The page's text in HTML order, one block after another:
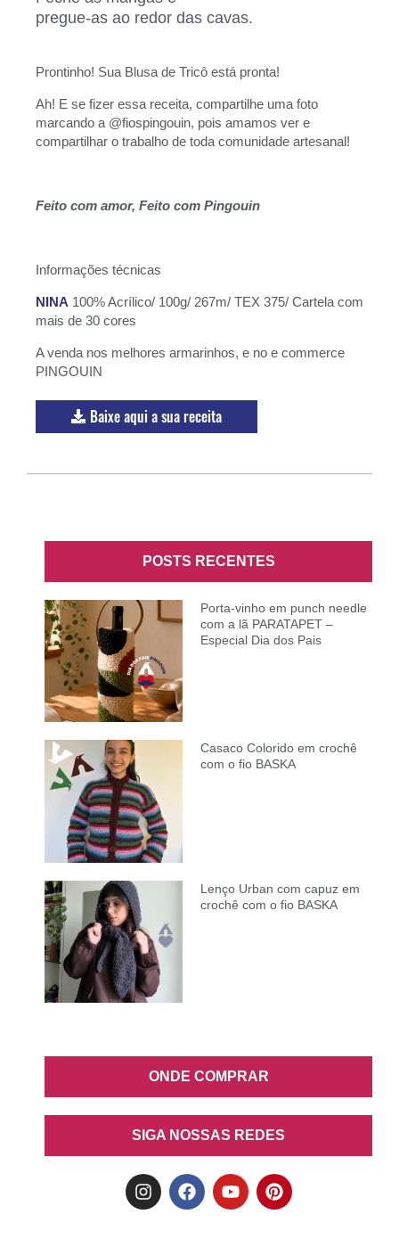
pregue-as ao redor das cavas.
Prontinho! Sua Blusa de Tricô está pronta!
Ah! E se fizer essa receita, compartilhe uma foto
marcando a @fiospingouin, pois amamos ver e
compartilhar o trabalho de toda comunidade artesanal!
Feito com amor, Feito com Pingouin
Informações técnicas
NINA 100% Acrílico/ 100g/ 267m/ TEX 375/ Cartela com
mais de 30 cores
A venda nos melhores armarinhos, e no e commerce
PINGOUIN
Baixe aqui a sua receita
POSTS RECENTES
Porta-vinho em punch needle
com a lã PARATAPET –
Especial Dia dos Pais
Casaco Colorido em crochê
com o fio BASKA
Lenço Urban com capuz em
crochê com o fio BASKA
ONDE COMPRAR
SIGA NOSSAS REDES